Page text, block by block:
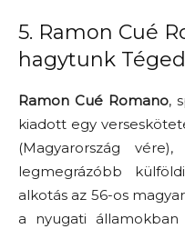
5. Ramon Cué
hagytunk
Ramon Cué Romano,
kiadott egy
(Magyarország
legmegrázóbb
alkotás az 56-os
a nyugati